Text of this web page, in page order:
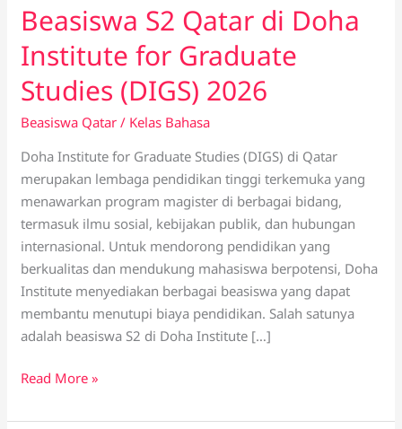
Beasiswa S2 Qatar di Doha
Institute for Graduate
Studies (DIGS) 2026
Beasiswa Qatar / Kelas Bahasa
Doha Institute for Graduate Studies (DIGS) di Qatar
merupakan lembaga pendidikan tinggi terkemuka yang
menawarkan program magister di berbagai bidang,
termasuk ilmu sosial, kebijakan publik, dan hubungan
internasional. Untuk mendorong pendidikan yang
berkualitas dan mendukung mahasiswa berpotensi, Doha
Institute menyediakan berbagai beasiswa yang dapat
membantu menutupi biaya pendidikan. Salah satunya
adalah beasiswa S2 di Doha Institute […]
Read More »